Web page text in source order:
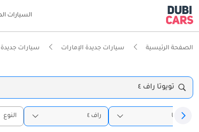
السيارات
الصفحة الرئيسية سيارات جديدة الإمارات سيارات جديدة
تويوتا راف ٤
تويوتا راف ٤ النوع